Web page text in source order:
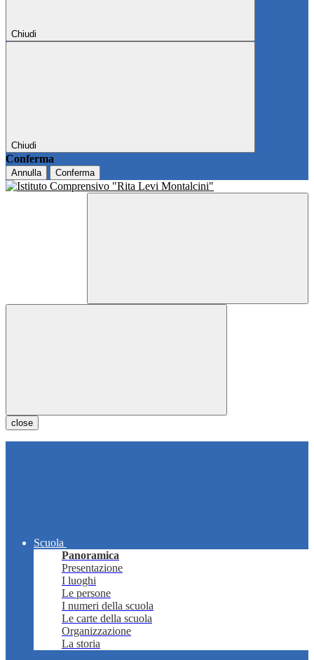
Chiudi
Chiudi
Conferma
Annulla Conferma
close
Scuola
Panoramica
Presentazione
I luoghi
Le persone
I numeri della scuola
Le carte della scuola
Organizzazione
La storia